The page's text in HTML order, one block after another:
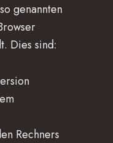
genannten
Dies sind:
Rechners